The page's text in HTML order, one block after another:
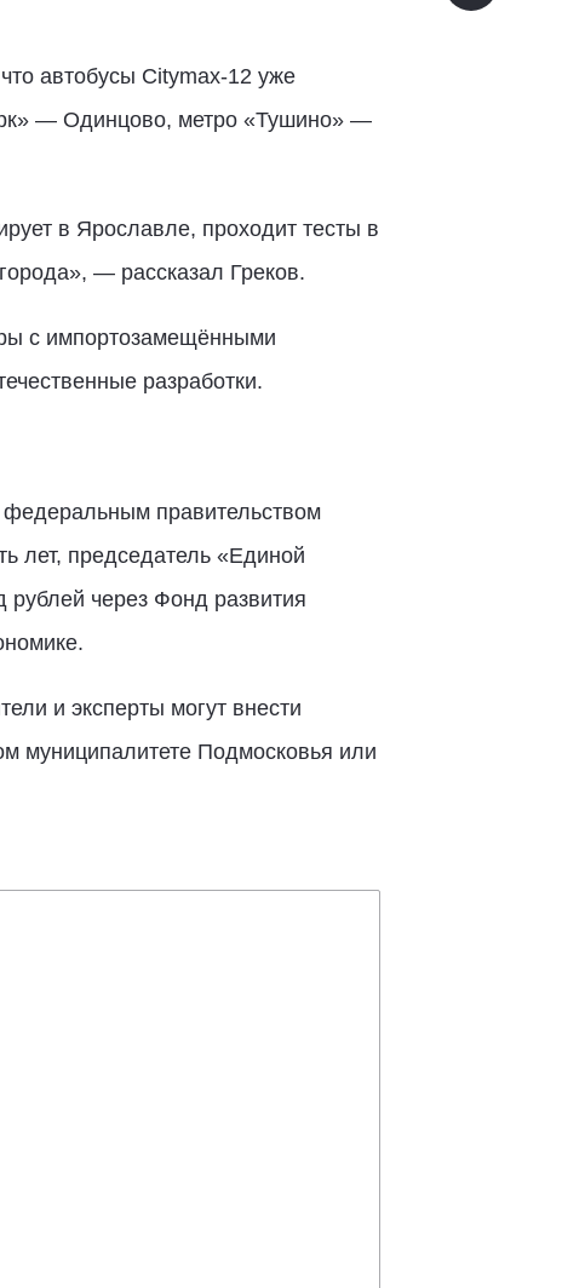
автобусы Citymax-12 уже
— Одинцово, метро «Тушино» —
в Ярославле, проходит тесты в
— рассказал Греков.
с импортозамещёнными
разработки.
федеральным правительством
лет, председатель «Единой
через Фонд развития
и эксперты могут внести
муниципалитете Подмосковья или